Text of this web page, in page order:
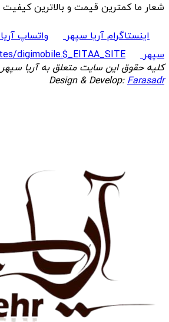
شعار ما کمترین قیمت و بالاترین کیفیت
اینستاگرام آریا سپهر واتساپ
سپهر
digimobile.$_EITAA_SITE
کلیه حقوق این سایت متعلق به آریا
Design & Develop:Farasadr